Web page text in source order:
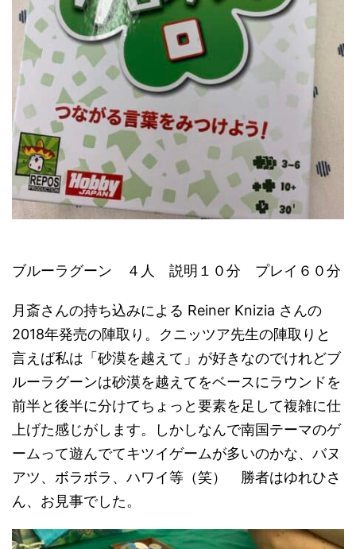
ブルーラグーン ４人 説明１０分 プレイ６０分
月斎さんの持ち込みによる Reiner Knizia さんの
2018年発売の陣取り。クニッツア先生の陣取りと
言えば私は「砂漠を越えて」が好きなのでけれどブ
ルーラグーンは砂漠を越えてをベースにラウンドを
前半と後半に分けてちょっと要素を足して複雑に仕
上げた感じがします。しかしなんで南国テーマのゲ
ームって遊んでてキツイゲームが多いのかな、バヌ
アツ、ボラボラ、ハワイ等（笑） 勝者はゆれひさ
ん、お見事でした。